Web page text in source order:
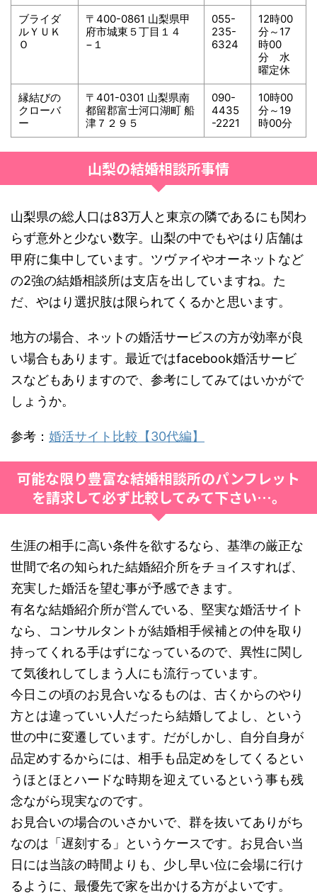
ブライダ
ルＹＵＫ
Ｏ
〒400-0861 山梨県甲
府市城東５丁目１４
−１
055-
235-
6324
12時00
分～17
時00
分 水
曜定休
縁結びの
クローバ
ー
〒401-0301 山梨県南
都留郡富士河口湖町 船
津７２９５
090-
4435
-2221
10時00
分～19
時00分
山梨の結婚相談所事情
山梨県の総人口は83万人と東京の隣であるにも関わ
らず意外と少ない数字。山梨の中でもやはり店舗は
甲府に集中しています。ツヴァイやオーネットなど
の2強の結婚相談所は支店を出していますね。た
だ、やはり選択肢は限られてくるかと思います。
地方の場合、ネットの婚活サービスの方が効率が良
い場合もあります。最近ではfacebook婚活サービ
スなどもありますので、参考にしてみてはいかがで
しょうか。
参考： 婚活サイト比較【30代編】
可能な限り豊富な結婚相談所のパンフレット
を請求して必ず比較してみて下さい…。
生涯の相手に高い条件を欲するなら、基準の厳正な
世間で名の知られた結婚紹介所をチョイスすれば、
充実した婚活を望む事が予感できます。
有名な結婚紹介所が営んでいる、堅実な婚活サイト
なら、コンサルタントが結婚相手候補との仲を取り
持ってくれる手はずになっているので、異性に関し
て気後れしてしまう人にも流行っています。
今日この頃のお見合いなるものは、古くからのやり
方とは違っていい人だったら結婚してよし、という
世の中に変遷しています。だがしかし、自分自身が
品定めするからには、相手も品定めをしてくるとい
うほとほとハードな時期を迎えているという事も残
念ながら現実なのです。
お見合いの場合のいさかいで、群を抜いてありがち
なのは「遅刻する」というケースです。お見合い当
日には当該の時間よりも、少し早い位に会場に行け
るように、最優先で家を出かける方がよいです。